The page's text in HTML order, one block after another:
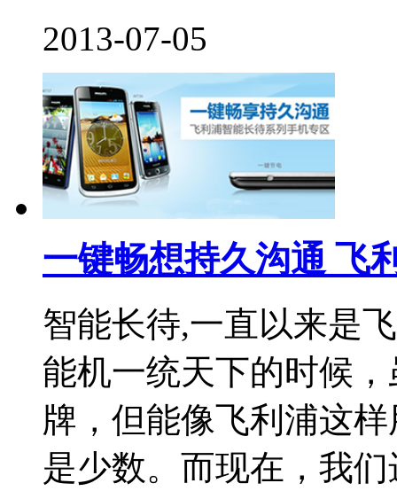
2013-07-05
一键畅想持久沟通 飞
智能长待,一直以来是
能机一统天下的时候
牌，但能像飞利浦这
是少数。而现在，我